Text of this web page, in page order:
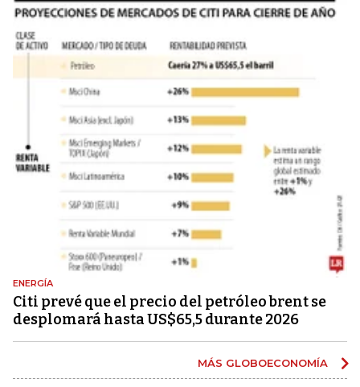
ENERGÍA
Citi prevé que el precio del petróleo brent se
desplomará hasta US$65,5 durante 2026
MÁS GLOBOECONOMÍA